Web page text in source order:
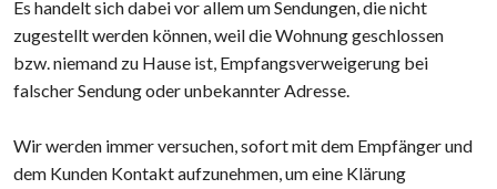
Es handelt sich dabei vor allem um Sendungen, die nicht
zugestellt werden können, weil die Wohnung geschlossen
bzw. niemand zu Hause ist, Empfangsverweigerung bei
falscher Sendung oder unbekannter Adresse.
Wir werden immer versuchen, sofort mit dem Empfänger und
dem Kunden Kontakt aufzunehmen, um eine Klärung